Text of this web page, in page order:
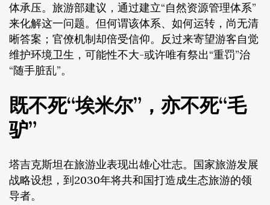
体承压。旅游部建议，通过建立“自然资源管理体系”
来化解这一问题。但何谓该体系、如何运转，尚无清
晰答案；官僚机制却倍受信仰。反过来寄望游客自觉
维护环境卫生，可能性不大-或许唯有祭出“重罚”治
“随手脏乱”。
既不死“埃米尔”，亦不死“毛
驴”
塔吉克斯坦在旅游业表现出雄心壮志。国家旅游发展
战略设想，到2030年将共和国打造成生态旅游的领
导者。